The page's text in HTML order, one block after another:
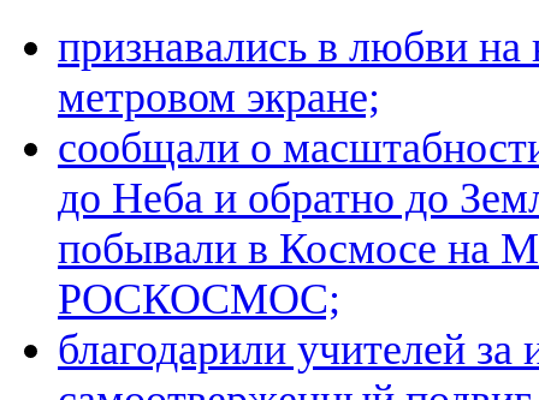
признавались в любви на
метровом экране;
сообщали о
до Неба и обратно до
побывали в Космосе на
РОСКОСМОС;
благодарили учителей за